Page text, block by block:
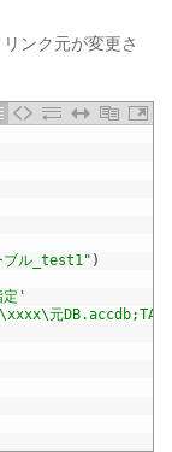
ンク元が変更さ
ブル_test1" )
定'
元